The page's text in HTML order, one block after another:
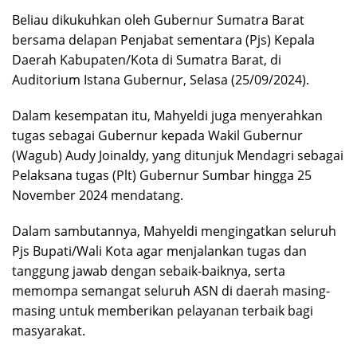
Beliau dikukuhkan oleh Gubernur Sumatra Barat
bersama delapan Penjabat sementara (Pjs) Kepala
Daerah Kabupaten/Kota di Sumatra Barat, di
Auditorium Istana Gubernur, Selasa (25/09/2024).
Dalam kesempatan itu, Mahyeldi juga menyerahkan
tugas sebagai Gubernur kepada Wakil Gubernur
(Wagub) Audy Joinaldy, yang ditunjuk Mendagri sebagai
Pelaksana tugas (Plt) Gubernur Sumbar hingga 25
November 2024 mendatang.
Dalam sambutannya, Mahyeldi mengingatkan seluruh
Pjs Bupati/Wali Kota agar menjalankan tugas dan
tanggung jawab dengan sebaik-baiknya, serta
memompa semangat seluruh ASN di daerah masing-
masing untuk memberikan pelayanan terbaik bagi
masyarakat.